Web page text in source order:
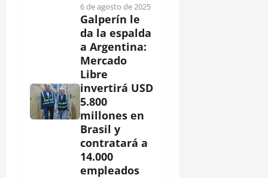
6 de agosto de 2025
Galperín le
da la espalda
a Argentina:
Mercado
Libre
invertirá USD
5.800
millones en
Brasil y
contratará a
14.000
empleados